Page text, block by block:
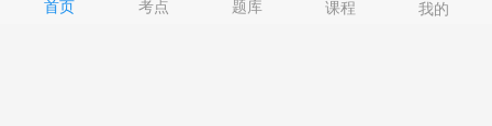
首页 考点 题库 课程 我的